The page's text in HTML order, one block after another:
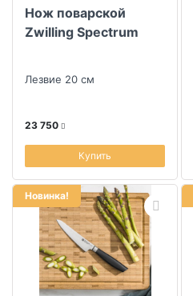
Скидка
Нож поварской
Zwilling Spectrum
Лезвие 20 см
23 750
Купить
Новинка!